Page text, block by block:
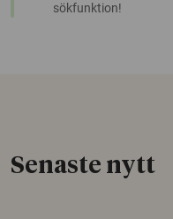
sökfunktion!
Senaste nytt